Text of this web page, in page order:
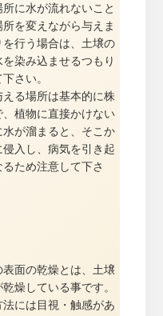
に水が流れないこと
を変えながら与えま
を行う場合は、土壌の
染み込ませるつもり
さい。
える場所は基本的に株
植物に直接かけない
が溜まると、そこか
入し、病気を引き起
ため注意して下さ
表面の乾燥とは、土壌
燥している事です。
には目視・触感があ